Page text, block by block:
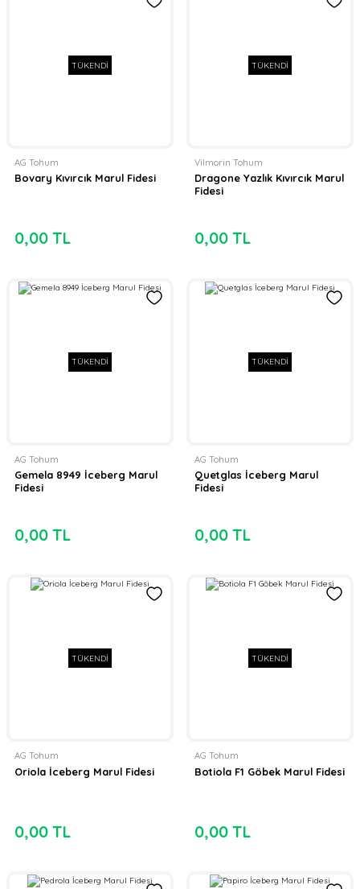
TÜKENDİ
AG Tohum
Bovary Kıvırcık Marul Fidesi
0,00 TL
TÜKENDİ
Vilmorin Tohum
Dragone Yazlık Kıvırcık Marul
Fidesi
0,00 TL
TÜKENDİ
AG Tohum
Gemela 8949 İceberg Marul
Fidesi
0,00 TL
TÜKENDİ
AG Tohum
Quetglas İceberg Marul
Fidesi
0,00 TL
TÜKENDİ
AG Tohum
Oriola İceberg Marul Fidesi
0,00 TL
TÜKENDİ
AG Tohum
Botiola F1 Göbek Marul Fidesi
0,00 TL